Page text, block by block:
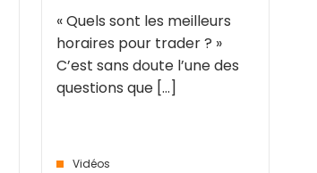
« Quels sont les meilleurs
horaires pour trader ? »
C’est sans doute l’une des
questions que [...]
Vidéos